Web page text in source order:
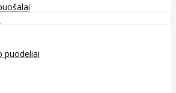
puodeliai